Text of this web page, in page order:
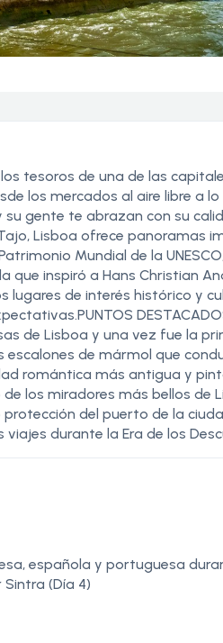
tesoros de una de las
los mercados al aire libre a
gente te abrazan con su
Lisboa ofrece panoramas
Mundial de la
que inspiró a Hans Christian
lugares de interés histórico y
de Lisboa y una vez fue la
de mármol que
romántica más antigua y
los miradores más bellos de
del puerto de la
durante la Era de los
española y portuguesa
(Día 4)